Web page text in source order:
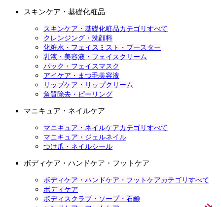
スキンケア・基礎化粧品
スキンケア・基礎化粧品カテゴリすべて
クレンジング・洗顔料
化粧水・フェイスミスト・ブースター
乳液・美容液・フェイスクリーム
パック・フェイスマスク
アイケア・まつ毛美容液
リップケア・リップクリーム
角質除去・ピーリング
マニキュア・ネイルケア
マニキュア・ネイルケアカテゴリすべて
マニキュア・ジェルネイル
つけ爪・ネイルシール
ボディケア・ハンドケア・フットケア
ボディケア・ハンドケア・フットケアカテゴリすべて
ボディケア
ボディスクラブ・ソープ・石鹸